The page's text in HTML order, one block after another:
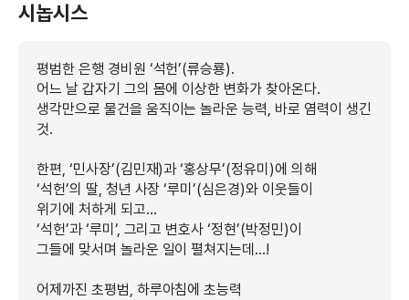
시놉시스
평범한 은행 경비원 ‘석헌’(류승룡).
어느 날 갑자기 그의 몸에 이상한 변화가 찾아온다.
생각만으로 물건을 움직이는 놀라운 능력, 바로 염력이 생긴
것.
한편, ‘민사장’(김민재)과 ‘홍상무’(정유미)에 의해
‘석헌’의 딸, 청년 사장 ‘루미’(심은경)와 이웃들이
위기에 처하게 되고...
‘석헌’과 ‘루미’, 그리고 변호사 ‘정현’(박정민)이
그들에 맞서며 놀라운 일이 펼쳐지는데...!
어제까진 초평범, 하루아침에 초능력